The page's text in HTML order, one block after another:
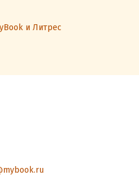
и Литрес